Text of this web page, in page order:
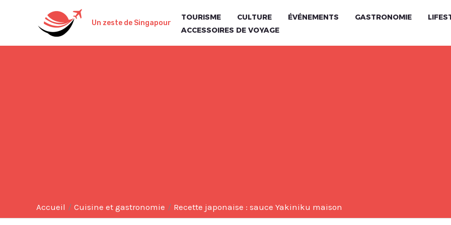
Un zeste de Singapour
TOURISME CULTURE ÉVÉNEMENTS GASTRONOMIE
ACCESSOIRES DE VOYAGE
Accueil Cuisine et gastronomie Recette japonaise : sauce Yakiniku maison